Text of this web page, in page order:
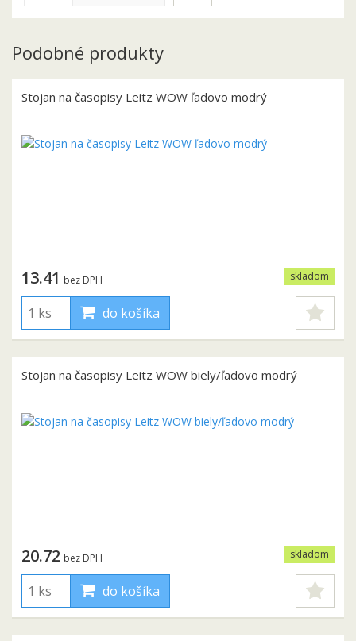
Podobné produkty
Stojan na časopisy Leitz WOW ľadovo modrý
skladom
13.41 bez DPH
do košíka
Stojan na časopisy Leitz WOW biely/ľadovo modrý
skladom
20.72 bez DPH
do košíka